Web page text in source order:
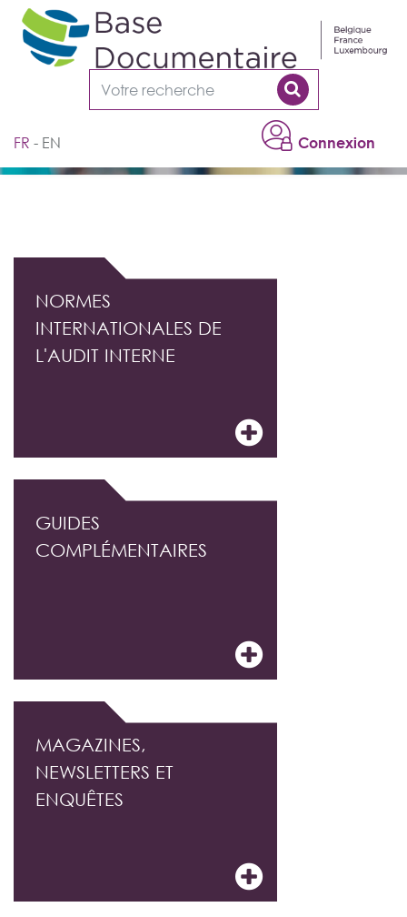
Connexion
FR EN
NORMES
INTERNATIONALES DE
L'AUDIT INTERNE
GUIDES
COMPLÉMENTAIRES
MAGAZINES,
NEWSLETTERS ET
ENQUÊTES
Cookies management panel